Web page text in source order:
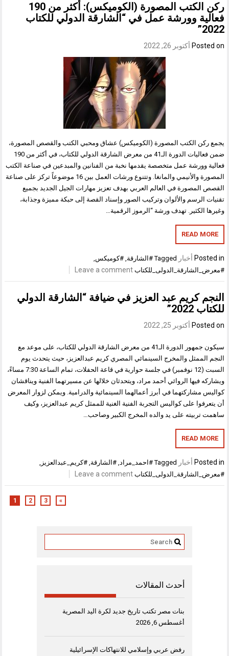
ركن الكتب المصورة (الكوميكس): أكثر من 190
وورشة عمل في “الشارقة الدولي للكتاب
أكتوبر 26, 2022
الكتب المصورة (الكوميكس) عشاق ومحبي الكتب والقصص المصورة،
ضمن فعاليات الدورة الـ41 من معرض الشارقة الدولي للكتاب، في أكثر من 190
وورشة عمل متخصصة يقدمها نخبة من الفنانين والمبدعين في صناعة الكتب
المصورة والأنيمي والمانغا. وتتنوع ورشات العمل بين 16 موضوعاً تركز على صناعة
في العالم العربي بهدف تعزيز مهارات الجيل الجديد بجميع
الرسم والألوان وتركيب الصور وإسناد القصة إلى حبكة مميزة وجذابة،
الكثير. تهدف ورشة “الرموز الرقمية…
READ
أخبار Tagged #الشارقة,#كوميكس,
Leave a comment
كريم عبد العزيز في ضيافة “الشارقة الدولي
أكتوبر 25, 2022
سيكون جمهور الدورة الـ41 من معرض الشارقة الدولي للكتاب، على موعد مع
والمخرج السينمائي المصري كريم عبدالعزيز، حيث يتحدث يوم
السبت (12 نوفمبر) في جلسة حوارية في قاعة الحفلات، تمام الساعة 7:30 مساءً،
فيها الروائي أحمد مراد، ويتحدثان خلالها عن مسيرتهما الفنية ويناقشان
مشاركتهما في أبرز أعمالهما السينمائية والدرامية. ويمكن لزوار المعرض
على كواليس التجربة الفنية الغنية للممثل كريم عبدالعزيز، وكيف
على يد والده المخرج الكبير وصاحب…
READ
أخبار Tagged #احمد_مراد,#الشارقة,#كريم_عبدالعزيز,
Leave a comment
أحدث المقالات
بنات مصر تكتب تاريخ جديد لكرة اليد المصرية
أغسطس 6, 2026
رفض عربي وإسلامي للانتهاكات الإسرائيلية